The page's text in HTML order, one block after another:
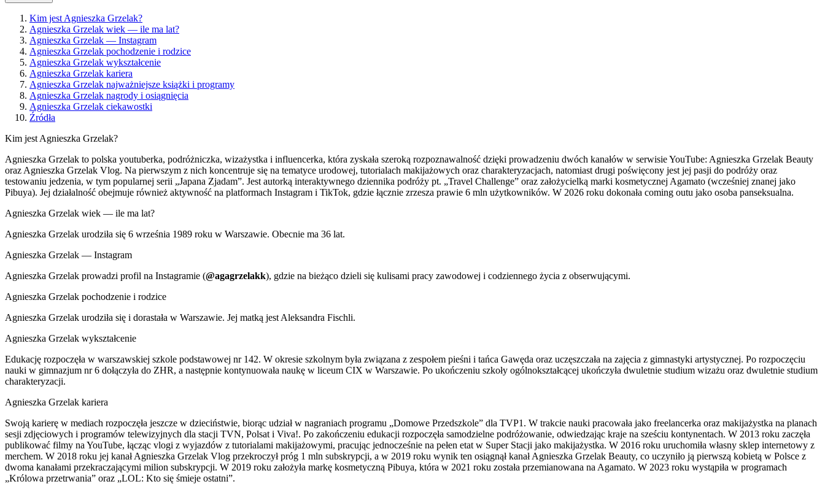
Kim jest Agnieszka Grzelak?
Agnieszka Grzelak wiek — ile ma lat?
Agnieszka Grzelak — Instagram
Agnieszka Grzelak pochodzenie i rodzice
Agnieszka Grzelak wykształcenie
Agnieszka Grzelak kariera
Agnieszka Grzelak najważniejsze książki i programy
Agnieszka Grzelak nagrody i osiągnięcia
Agnieszka Grzelak ciekawostki
Źródła
Kim jest Agnieszka Grzelak?
Agnieszka Grzelak to polska youtuberka, podróżniczka, wizażystka i influencerka, która zyskała szeroką rozpoznawalność dzięki prowadzeniu dwóch kanałów w serwisie YouTube: Agnieszka Grzelak Beauty
oraz Agnieszka Grzelak Vlog. Na pierwszym z nich koncentruje się na tematyce urodowej, tutorialach makijażowych oraz charakteryzacjach, natomiast drugi poświęcony jest jej pasji do podróży oraz
testowaniu jedzenia, w tym popularnej serii „Japana Zjadam”. Jest autorką interaktywnego dziennika podróży pt. „Travel Challenge” oraz założycielką marki kosmetycznej Agamato (wcześniej znanej jako
Pibuya). Jej działalność obejmuje również aktywność na platformach Instagram i TikTok, gdzie łącznie zrzesza prawie 6 mln użytkowników. W 2026 roku dokonała coming outu jako osoba panseksualna.
Agnieszka Grzelak wiek — ile ma lat?
Agnieszka Grzelak urodziła się 6 września 1989 roku w Warszawie. Obecnie ma 36 lat.
Agnieszka Grzelak — Instagram
Agnieszka Grzelak prowadzi profil na Instagramie (@agagrzelakk), gdzie na bieżąco dzieli się kulisami pracy zawodowej i codziennego życia z obserwującymi.
Agnieszka Grzelak pochodzenie i rodzice
Agnieszka Grzelak urodziła się i dorastała w Warszawie. Jej matką jest Aleksandra Fischli.
Agnieszka Grzelak wykształcenie
Edukację rozpoczęła w warszawskiej szkole podstawowej nr 142. W okresie szkolnym była związana z zespołem pieśni i tańca Gawęda oraz uczęszczała na zajęcia z gimnastyki artystycznej. Po rozpoczęciu
nauki w gimnazjum nr 6 dołączyła do ZHR, a następnie kontynuowała naukę w liceum CIX w Warszawie. Po ukończeniu szkoły ogólnokształcącej ukończyła dwuletnie studium wizażu oraz dwuletnie studium
charakteryzacji.
Agnieszka Grzelak kariera
Swoją karierę w mediach rozpoczęła jeszcze w dzieciństwie, biorąc udział w nagraniach programu „Domowe Przedszkole” dla TVP1. W trakcie nauki pracowała jako freelancerka oraz makijażystka na planach
sesji zdjęciowych i programów telewizyjnych dla stacji TVN, Polsat i Viva!. Po zakończeniu edukacji rozpoczęła samodzielne podróżowanie, odwiedzając kraje na sześciu kontynentach. W 2013 roku zaczęła
publikować filmy na YouTube, łącząc vlogi z wyjazdów z tutorialami makijażowymi, pracując jednocześnie na pełen etat w Super Stacji jako makijażystka. W 2016 roku uruchomiła własny sklep internetowy z
merchem. W 2018 roku jej kanał Agnieszka Grzelak Vlog przekroczył próg 1 mln subskrypcji, a w 2019 roku wynik ten osiągnął kanał Agnieszka Grzelak Beauty, co uczyniło ją pierwszą kobietą w Polsce z
dwoma kanałami przekraczającymi milion subskrypcji. W 2019 roku założyła markę kosmetyczną Pibuya, która w 2021 roku została przemianowana na Agamato. W 2023 roku wystąpiła w programach
„Królowa przetrwania” oraz „LOL: Kto się śmieje ostatni”.